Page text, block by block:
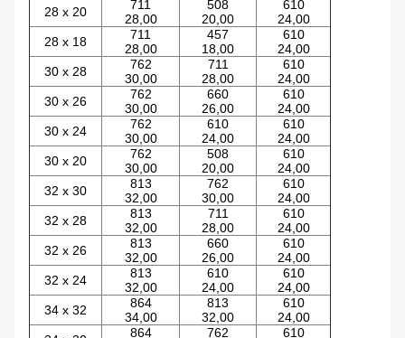
28 x 20
711
28,00
508
20,00
610
24,00
28 x 18
711
28,00
457
18,00
610
24,00
30 x 28
762
30,00
711
28,00
610
24,00
30 x 26
762
30,00
660
26,00
610
24,00
30 x 24
762
30,00
610
24,00
610
24,00
30 x 20
762
30,00
508
20,00
610
24,00
32 x 30
813
32,00
762
30,00
610
24,00
32 x 28
813
32,00
711
28,00
610
24,00
32 x 26
813
32,00
660
26,00
610
24,00
32 x 24
813
32,00
610
24,00
610
24,00
34 x 32
864
34,00
813
32,00
610
24,00
864
762
610